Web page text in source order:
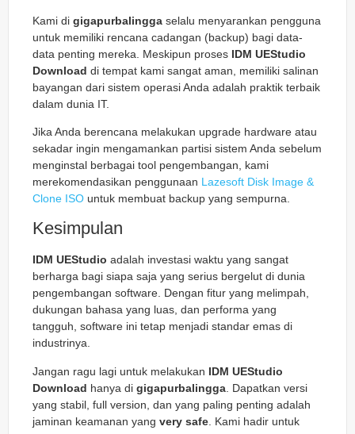
Kami di gigapurbalingga selalu menyarankan pengguna
untuk memiliki rencana cadangan (backup) bagi data-
data penting mereka. Meskipun proses IDM UEStudio
Download di tempat kami sangat aman, memiliki salinan
bayangan dari sistem operasi Anda adalah praktik terbaik
dalam dunia IT.
Jika Anda berencana melakukan upgrade hardware atau
sekadar ingin mengamankan partisi sistem Anda sebelum
menginstal berbagai tool pengembangan, kami
merekomendasikan penggunaan Lazesoft Disk Image &
Clone ISO untuk membuat backup yang sempurna.
Kesimpulan
IDM UEStudio adalah investasi waktu yang sangat
berharga bagi siapa saja yang serius bergelut di dunia
pengembangan software. Dengan fitur yang melimpah,
dukungan bahasa yang luas, dan performa yang
tangguh, software ini tetap menjadi standar emas di
industrinya.
Jangan ragu lagi untuk melakukan IDM UEStudio
Download hanya di gigapurbalingga . Dapatkan versi
yang stabil, full version, dan yang paling penting adalah
jaminan keamanan yang very safe . Kami hadir untuk